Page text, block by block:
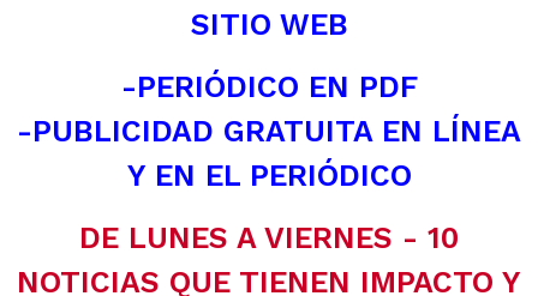
SITIO WEB
-PERIÓDICO EN PDF
-PUBLICIDAD GRATUITA EN LÍNEA
Y EN EL PERIÓDICO
DE LUNES A VIERNES - 10
NOTICIAS QUE TIENEN IMPACTO Y